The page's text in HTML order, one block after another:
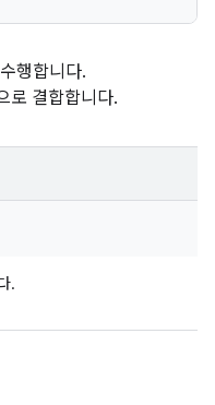
행합니다.
로 결합합니다.
.